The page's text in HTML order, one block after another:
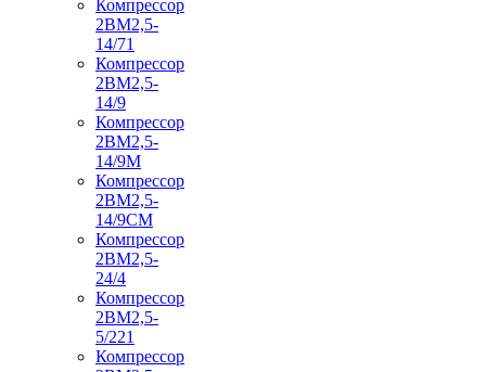
Компрессор
2ВМ2,5-
14/71
Компрессор
2ВМ2,5-
14/9
Компрессор
2ВМ2,5-
14/9М
Компрессор
2ВМ2,5-
14/9СМ
Компрессор
2ВМ2,5-
24/4
Компрессор
2ВМ2,5-
5/221
Компрессор